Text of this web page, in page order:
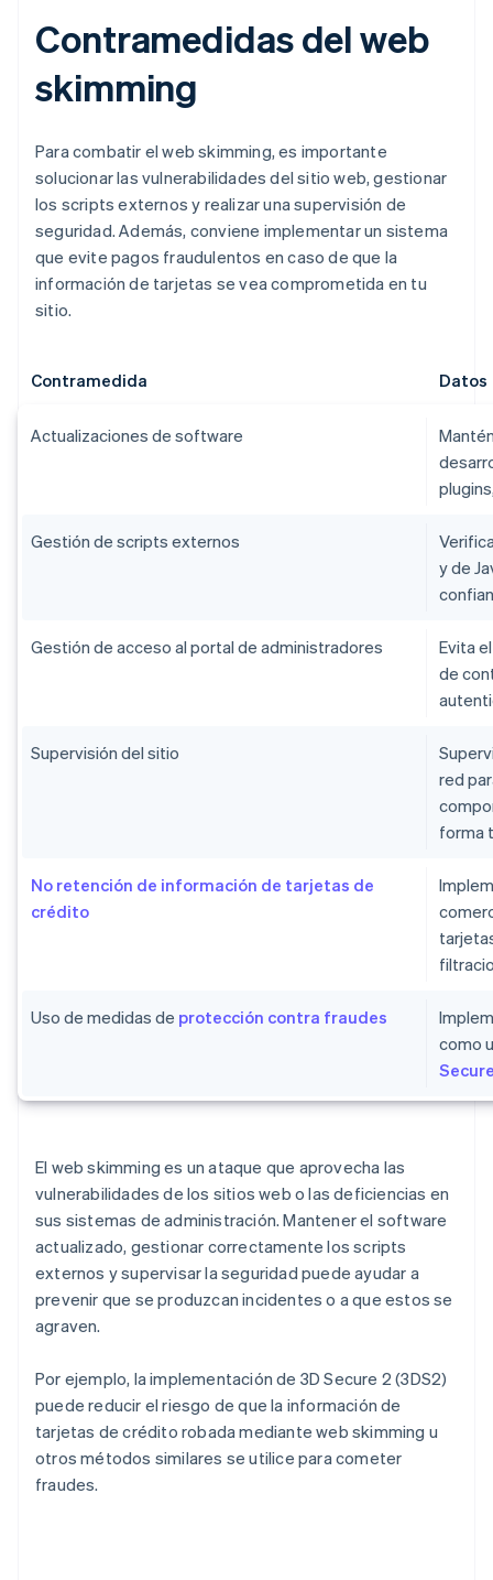
Contramedidas del web
skimming
Para combatir el web skimming, es importante
solucionar las vulnerabilidades del sitio web, gestionar
los scripts externos y realizar una supervisión de
seguridad. Además, conviene implementar un sistema
que evite pagos fraudulentos en caso de que la
información de tarjetas se vea comprometida en tu
sitio.
Contramedida Datos
Actualizaciones de software
Gestión de scripts externos
y de
Gestión de acceso al portal de administradores
Evita
de
Supervisión del sitio
red
forma
No retención de información de tarjetas de
crédito
Uso de medidas de protección contra fraudes
como
El web skimming es un ataque que aprovecha las
vulnerabilidades de los sitios web o las deficiencias en
sus sistemas de administración. Mantener el software
actualizado, gestionar correctamente los scripts
externos y supervisar la seguridad puede ayudar a
prevenir que se produzcan incidentes o a que estos se
agraven.
Por ejemplo, la implementación de 3D Secure 2 (3DS2)
puede reducir el riesgo de que la información de
tarjetas de crédito robada mediante web skimming u
otros métodos similares se utilice para cometer
fraudes.